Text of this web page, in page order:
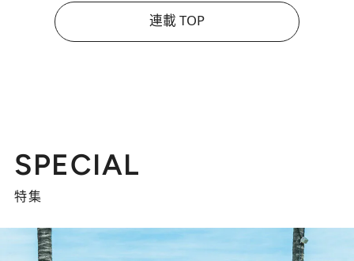
連載 TOP
SPECIAL
特集